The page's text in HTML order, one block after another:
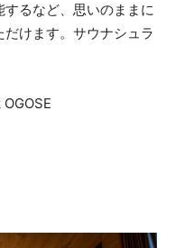
るなど、思いのままに
けます。サウナシュラ